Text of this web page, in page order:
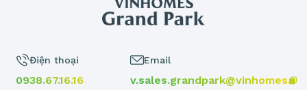
Điện thoại
0938.67.16.16
Email
v.sales.grandpark@vinhomes.vn